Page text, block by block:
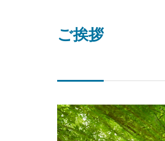
Philosophy
Policy
ご挨拶